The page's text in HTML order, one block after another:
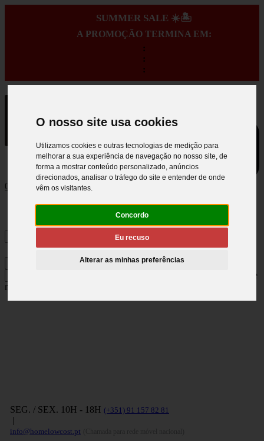
O nosso site usa cookies
Utilizamos cookies e outras tecnologias de medição para
melhorar a sua experiência de navegação no nosso site, de
forma a mostrar conteúdo personalizado, anúncios
direcionados, analisar o tráfego do site e entender de onde
vêm os visitantes.
Concordo
Eu recuso
Alterar as minhas preferências
SUMMER SALE ☀️🏝️
A PROMOÇÃO TERMINA EM:
:
:
:
0
Carregue no ENTER para pesquisar e
no ESC para fechar
SEG. / SEX. 10H - 18H (+351) 91 157 82 81
|
info@homelowcost.pt